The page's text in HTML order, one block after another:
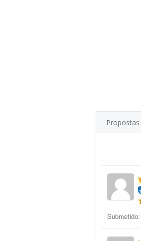
Propostas
Submetido: